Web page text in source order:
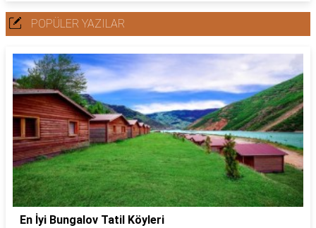
POPÜLER YAZILAR
En İyi Bungalov Tatil Köyleri